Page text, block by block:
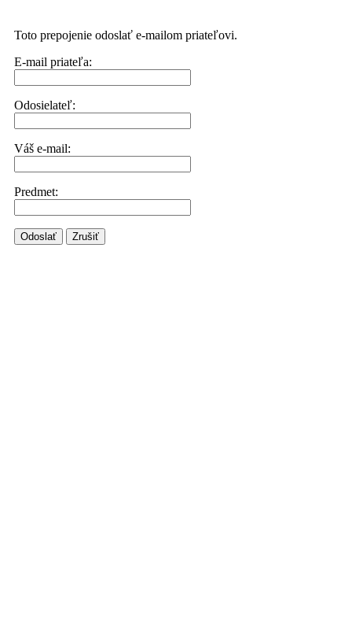
Toto prepojenie odoslať e-mailom priateľovi.
E-mail priateľa:
Odosielateľ:
Váš e-mail:
Predmet:
Odoslať Zrušiť